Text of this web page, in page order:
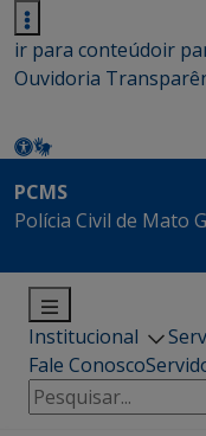
ir para conteúdoir
Ouvidoria
PCMS
Polícia Civil de Mato
Institucional
Fale Conosco
Pesquisar
por: